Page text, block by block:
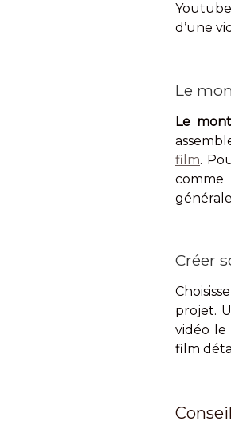
d’une
Le
Le
film.
comme
Créer
projet.
vidéo le
film